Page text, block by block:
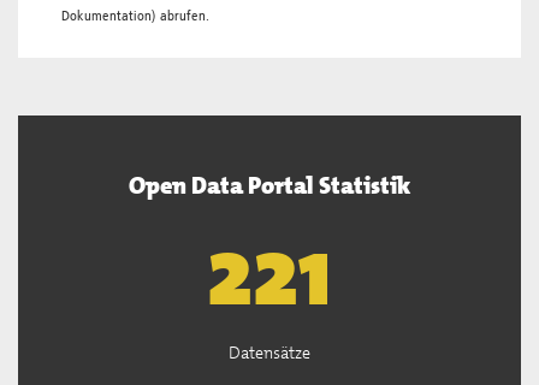
Dokumentation) abrufen.
Open Data Portal Statistik
222
Datensätze